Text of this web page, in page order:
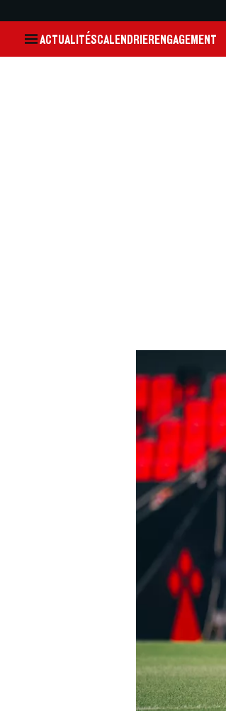
ACTUALITÉSCALENDRIERENGAGEMENT